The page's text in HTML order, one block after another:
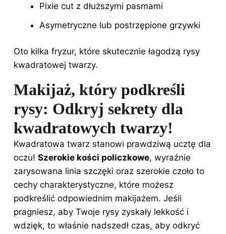
Pixie cut z dłuższymi pasmami
Asymetryczne lub postrzępione grzywki
Oto kilka fryzur, które skutecznie łagodzą rysy
kwadratowej twarzy.
Makijaż, który podkreśli
rysy: Odkryj sekrety dla
kwadratowych twarzy!
Kwadratowa twarz stanowi prawdziwą ucztę dla
oczu! Szerokie kości policzkowe, wyraźnie
zarysowana linia szczęki oraz szerokie czoło to
cechy charakterystyczne, które możesz
podkreślić odpowiednim makijażem. Jeśli
pragniesz, aby Twoje rysy zyskały lekkość i
wdzięk, to właśnie nadszedł czas, aby odkryć